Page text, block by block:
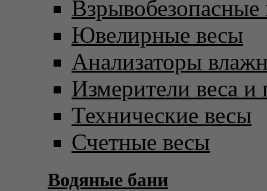
Взрывобезопасные
Ювелирные весы
Анализаторы
Измерители веса и
Технические весы
Счетные весы
Водяные бани